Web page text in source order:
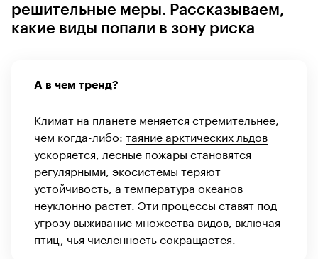
решительные меры. Рассказываем,
какие виды попали в зону риска
А в чем тренд?
Климат на планете меняется стремительнее,
чем когда-либо: таяние арктических льдов
ускоряется, лесные пожары становятся
регулярными, экосистемы теряют
устойчивость, а температура океанов
неуклонно растет. Эти процессы ставят под
угрозу выживание множества видов, включая
птиц, чья численность сокращается.